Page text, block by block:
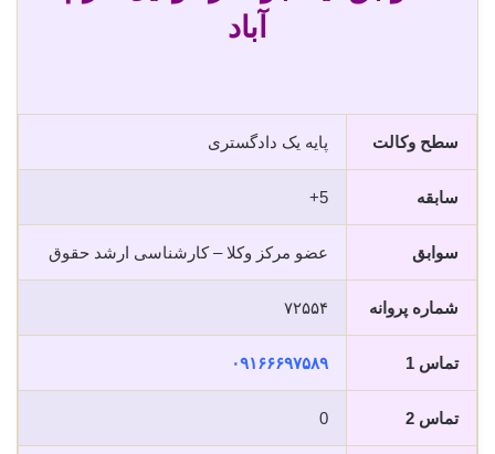
آباد
سطح وکالت پایه یک دادگستری
سابقه 5+
سوابق عضو مرکز وکلا – کارشناسی ارشد حقوق
شماره پروانه ۷۲۵۵۴
تماس 1 ۰۹۱۶۶۶۹۷۵۸۹
تماس 2 0